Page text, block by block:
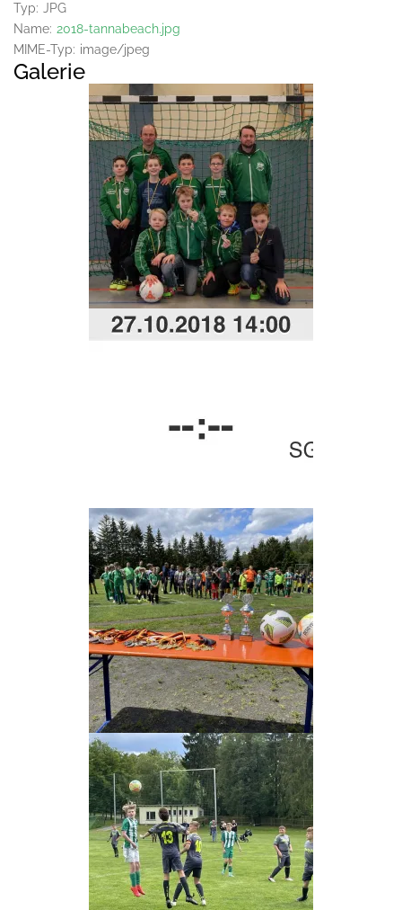
Typ: JPG
Name: 2018-tannabeach.jpg
MIME-Typ: image/jpeg
Galerie